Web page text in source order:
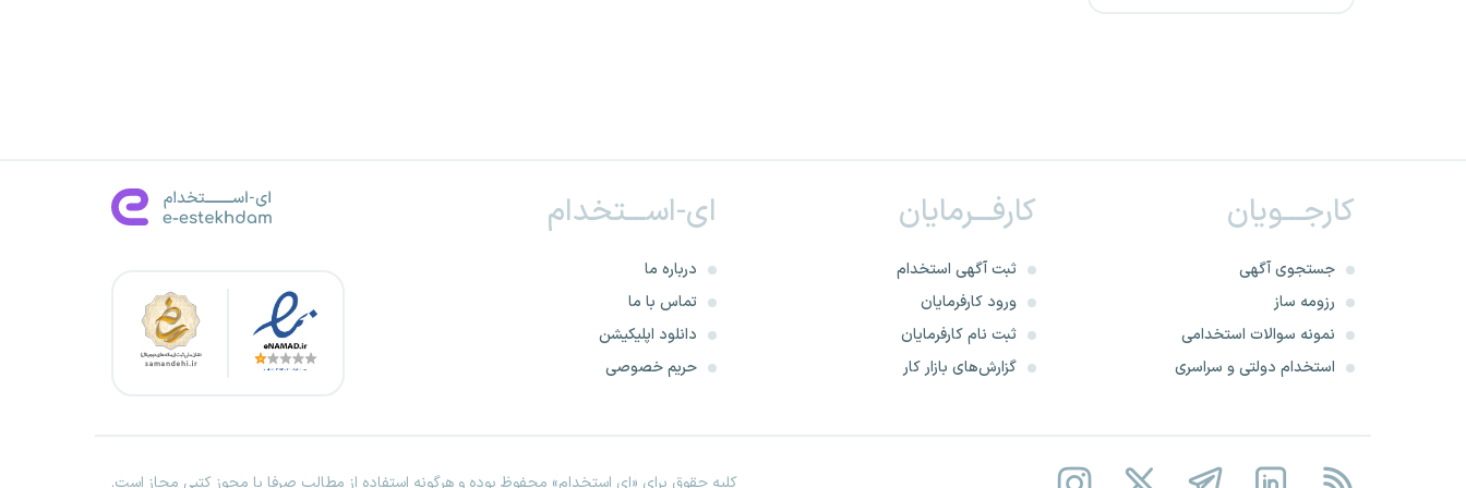
بیمه مرکزی جمهوری اسلامی
سازمان نظام مهندسی کشاورزی
شرکت های مادر تخصصی
کارجـــویان
جستجوی آگهی
رزومه ساز
نمونه سوالات استخدامی
استخدام دولتی و سراسری
کارفـــرمایان
ثبت آگهی استخدام
ورود کارفرمایان
ثبت نام کارفرمایان
گزارش‌های بازار کار
ای-اســـتخدام
درباره ما
تماس با ما
دانلود اپلیکیشن
حریم خصوصی
کلیه حقوق برای «ای استخدام» محفوظ بوده و هرگونه استفاده از مطالب صرفا با مجوز کتبی مجاز است.